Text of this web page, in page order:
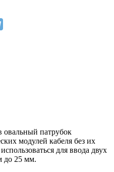
овальный патрубок
модулей кабеля без их
для ввода двух
до 25 мм.